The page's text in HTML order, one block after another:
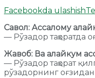
Facebookda ulashish
Савол: Ассалому
— Рўзадор
Жавоб: Ва алайкум
— Рўзадор таҳорат
рўзадорнинг